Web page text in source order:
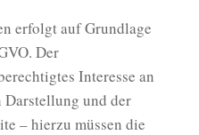
erfolgt auf Grundlage
Der
Interesse an
und der
– hierzu müssen die